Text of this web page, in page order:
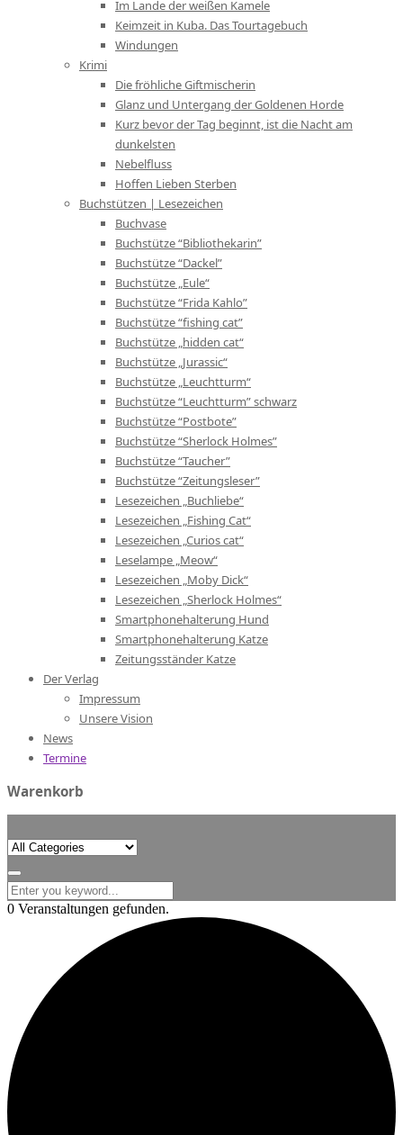
Im Lande der weißen Kamele
Keimzeit in Kuba. Das Tourtagebuch
Windungen
Krimi
Die fröhliche Giftmischerin
Glanz und Untergang der Goldenen Horde
Kurz bevor der Tag beginnt, ist die Nacht am
dunkelsten
Nebelfluss
Hoffen Lieben Sterben
Buchstützen | Lesezeichen
Buchvase
Buchstütze “Bibliothekarin”
Buchstütze “Dackel”
Buchstütze „Eule“
Buchstütze “Frida Kahlo”
Buchstütze “fishing cat”
Buchstütze „hidden cat“
Buchstütze „Jurassic“
Buchstütze „Leuchtturm“
Buchstütze “Leuchtturm” schwarz
Buchstütze “Postbote”
Buchstütze “Sherlock Holmes”
Buchstütze “Taucher”
Buchstütze “Zeitungsleser”
Lesezeichen „Buchliebe“
Lesezeichen „Fishing Cat“
Lesezeichen „Curios cat“
Leselampe „Meow“
Lesezeichen „Moby Dick“
Lesezeichen „Sherlock Holmes“
Smartphonehalterung Hund
Smartphonehalterung Katze
Zeitungsständer Katze
Der Verlag
Impressum
Unsere Vision
News
Termine
Warenkorb
Search
for:
0 Veranstaltungen gefunden.